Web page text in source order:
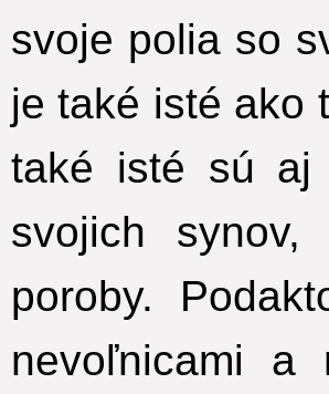
svoje polia so
je také isté ako
také isté sú aj
svojich
poroby.
nevoľnicami a